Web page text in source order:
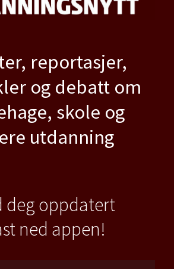
reportasjer,
og debatt om
skole og
utdanning
deg oppdatert
ned appen!